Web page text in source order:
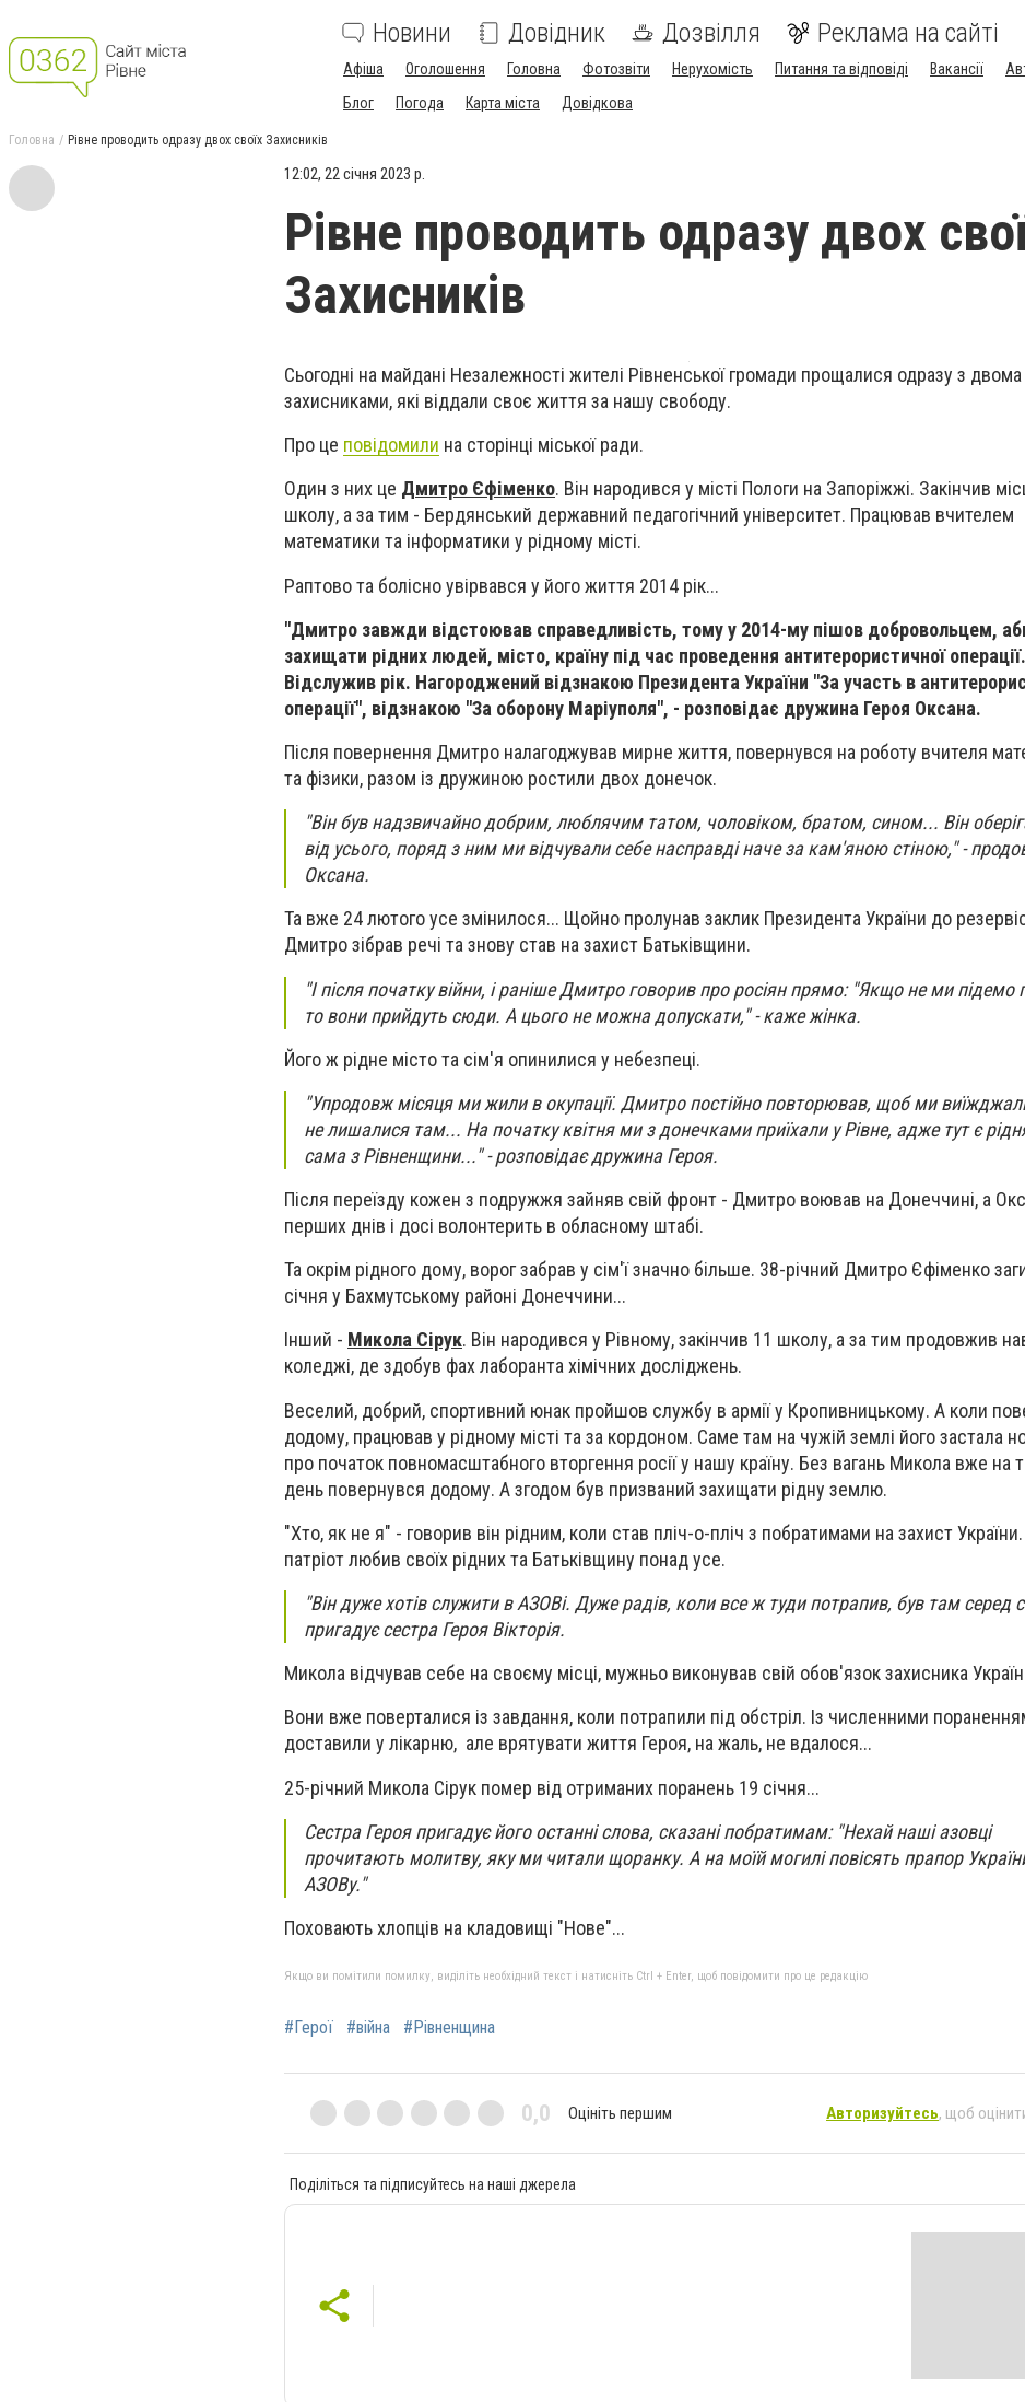
Новини Довідник Дозвілля Реклама на сайті
Афіша Оголошення Головна Фотозвіти Нерухомість Питання та відповіді Вакансії
Блог
Погода Карта міста Довідкова
Головна Рівне проводить одразу двох своїх Захисників
12:02, 22 січня 2023 р.
Рівне проводить одразу двох
Захисників
Сьогодні на майдані Незалежності жителі Рівненської громади прощалися одразу з двома
захисниками, які віддали своє життя за нашу свободу.
Про це повідомили на сторінці міської ради.
Один з них це Дмитро Єфіменко. Він народився у місті Пологи на Запоріжжі. Закінчив
школу, а за тим - Бердянський державний педагогічний університет. Працював вчителем
математики та інформатики у рідному місті.
Раптово та болісно увірвався у його життя 2014 рік...
"Дмитро завжди відстоював справедливість, тому у 2014-му пішов добровольцем,
захищати рідних людей, місто, країну під час проведення антитерористичної операції.
Відслужив рік. Нагороджений відзнакою Президента України "За участь в
операції", відзнакою "За оборону Маріуполя", - розповідає дружина Героя Оксана.
Після повернення Дмитро налагоджував мирне життя, повернувся на роботу вчителя
та фізики, разом із дружиною ростили двох донечок.
"Він був надзвичайно добрим, люблячим татом, чоловіком, братом, сином... Він
від усього, поряд з ним ми відчували себе насправді наче за кам'яною стіною," -
Оксана.
Та вже 24 лютого усе змінилося... Щойно пролунав заклик Президента України до
Дмитро зібрав речі та знову став на захист Батьківщини.
"І після початку війни, і раніше Дмитро говорив про росіян прямо: "Якщо не ми підемо
то вони прийдуть сюди. А цього не можна допускати," - каже жінка.
Його ж рідне місто та сім'я опинилися у небезпеці.
"Упродовж місяця ми жили в окупації. Дмитро постійно повторював, щоб ми
не лишалися там... На початку квітня ми з донечками приїхали у Рівне, адже тут є
сама з Рівненщини..." - розповідає дружина Героя.
Після переїзду кожен з подружжя зайняв свій фронт - Дмитро воював на Донеччині, а
перших днів і досі волонтерить в обласному штабі.
Та окрім рідного дому, ворог забрав у сім'ї значно більше. 38-річний Дмитро Єфіменко
січня у Бахмутському районі Донеччини...
Інший - Микола Сірук. Він народився у Рівному, закінчив 11 школу, а за тим продовжив
коледжі, де здобув фах лаборанта хімічних досліджень.
Веселий, добрий, спортивний юнак пройшов службу в армії у Кропивницькому. А коли
додому, працював у рідному місті та за кордоном. Саме там на чужій землі його застала
про початок повномасштабного вторгення росії у нашу країну. Без вагань Микола вже на
день повернувся додому. А згодом був призваний захищати рідну землю.
"Хто, як не я" - говорив він рідним, коли став пліч-о-пліч з побратимами на захист
патріот любив своїх рідних та Батьківщину понад усе.
"Він дуже хотів служити в АЗОВі. Дуже радів, коли все ж туди потрапив, був там серед
пригадує сестра Героя Вікторія.
Микола відчував себе на своєму місці, мужньо виконував свій обов'язок захисника
Вони вже поверталися із завдання, коли потрапили під обстріл. Із численними
доставили у лікарню, але врятувати життя Героя, на жаль, не вдалося...
25-річний Микола Сірук помер від отриманих поранень 19 січня...
Сестра Героя пригадує його останні слова, сказані побратимам: "Нехай наші азовці
прочитають молитву, яку ми читали щоранку. А на моїй могилі повісять прапор
АЗОВу."
Поховають хлопців на кладовищі "Нове"...
Якщо ви помітили помилку, виділіть необхідний текст і натисніть Ctrl + Enter, щоб повідомити про це редакцію
#Герої #війна #Рівненщина
0,0 Оцініть першим Авторизуйтесь, щоб
Поділіться та підписуйтесь на наші джерела